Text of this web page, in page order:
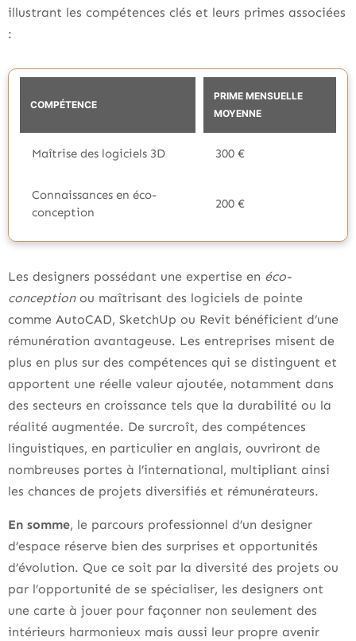
illustrant les compétences clés et leurs primes associées
:
COMPÉTENCE
PRIME MENSUELLE
MOYENNE
Maîtrise des logiciels 3D 300 €
Connaissances en éco-
conception
200 €
Les designers possédant une expertise en éco-
conceptionou maîtrisant des logiciels de pointe
comme AutoCAD, SketchUp ou Revit bénéficient d’une
rémunération avantageuse. Les entreprises misent de
plus en plus sur des compétences qui se distinguent et
apportent une réelle valeur ajoutée, notamment dans
des secteurs en croissance tels que la durabilité ou la
réalité augmentée. De surcroît, des compétences
linguistiques, en particulier en anglais, ouvriront de
nombreuses portes à l’international, multipliant ainsi
les chances de projets diversifiés et rémunérateurs.
En somme, le parcours professionnel d’un designer
d’espace réserve bien des surprises et opportunités
d’évolution. Que ce soit par la diversité des projets ou
par l’opportunité de se spécialiser, les designers ont
une carte à jouer pour façonner non seulement des
intérieurs harmonieux mais aussi leur propre avenir